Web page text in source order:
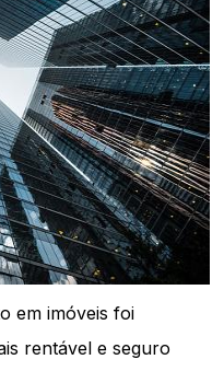
em imóveis foi
rentável e seguro